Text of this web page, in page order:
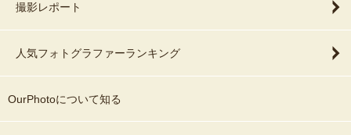
撮影レポート
人気フォトグラファーランキング
OurPhotoについて知る